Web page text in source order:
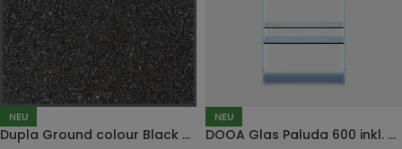
NEU
Dupla Ground colour Black Star
NEU
DOOA Glas Paluda 600 inkl. Paluda Light II